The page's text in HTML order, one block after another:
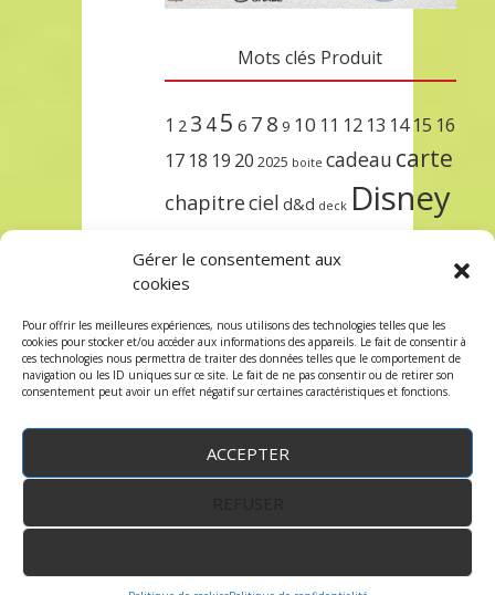
Gérer le consentement aux
cookies
Pour offrir les meilleures expériences, nous utilisons des technologies telles que les
cookies pour stocker et/ou accéder aux informations des appareils. Le fait de consentir à
ces technologies nous permettra de traiter des données telles que le comportement de
navigation ou les ID uniques sur ce site. Le fait de ne pas consentir ou de retirer son
consentement peut avoir un effet négatif sur certaines caractéristiques et fonctions.
ACCEPTER
Mots clés Produit
1 2 3 45 6 7 8 9 10 11 12 13 14 15 16
17 18 19 20 2025 boite cadeau carte
chapitreciel d&d deck Disney
lorcana
protègeprécommandesetsleeve
terre trois unlockursula étincelant
Copyright © 2023 robindesjeux.com -Mentions